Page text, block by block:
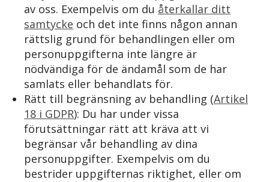
av oss. Exempelvis om du återkallar ditt
samtycke och det inte finns någon annan
rättslig grund för behandlingen eller om
personuppgifterna inte längre är
nödvändiga för de ändamål som de har
samlats eller behandlats för.
Rätt till begränsning av behandling (Artikel
18 i GDPR): Du har under vissa
förutsättningar rätt att kräva att vi
begränsar vår behandling av dina
personuppgifter. Exempelvis om du
bestrider uppgifternas riktighet, eller om